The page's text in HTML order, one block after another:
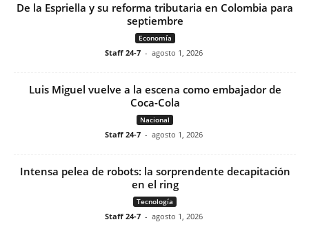
De la Espriella y su reforma tributaria en Colombia para
septiembre
Economía
Staff 24-7 - agosto 1, 2026
Luis Miguel vuelve a la escena como embajador de
Coca-Cola
Nacional
Staff 24-7 - agosto 1, 2026
Intensa pelea de robots: la sorprendente decapitación
en el ring
Tecnología
Staff 24-7 - agosto 1, 2026